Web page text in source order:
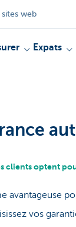
sites web
Expats
clients optent
avantageuse
vos